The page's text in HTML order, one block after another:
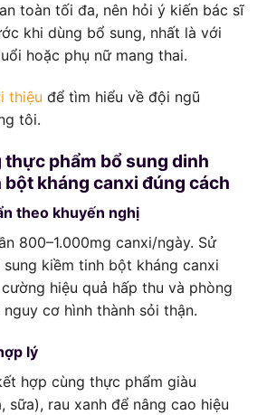
toàn tối đa, nên hỏi ý kiến bác sĩ
khi dùng bổ sung, nhất là với
hoặc phụ nữ mang thai.
thiệu để tìm hiểu về đội ngũ
tôi.
thực phẩm bổ sung dinh
kháng canxi đúng cách
theo khuyến nghị
800–1.000mg canxi/ngày. Sử
kiềm tinh bột kháng canxi
hiệu quả hấp thu và phòng
cơ hình thành sỏi thận.
lý
hợp cùng thực phẩm giàu
sữa), rau xanh để nâng cao hiệu